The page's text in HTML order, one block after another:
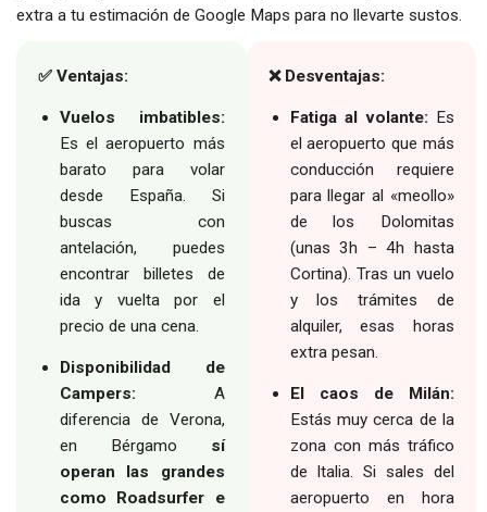
extra a tu estimación de Google Maps para no llevarte sustos.
✅ Ventajas:
Vuelos imbatibles:
Es el aeropuerto más
barato para volar
desde España. Si
buscas con
antelación, puedes
encontrar billetes de
ida y vuelta por el
precio de una cena.
Disponibilidad de
Campers: A
diferencia de Verona,
en Bérgamo sí
operan las grandes
como Roadsurfer e
❌ Desventajas:
Fatiga al volante: Es
el aeropuerto que más
conducción requiere
para llegar al «meollo»
de los Dolomitas
(unas 3h – 4h hasta
Cortina). Tras un vuelo
y los trámites de
alquiler, esas horas
extra pesan.
El caos de Milán:
Estás muy cerca de la
zona con más tráfico
de Italia. Si sales del
aeropuerto en hora